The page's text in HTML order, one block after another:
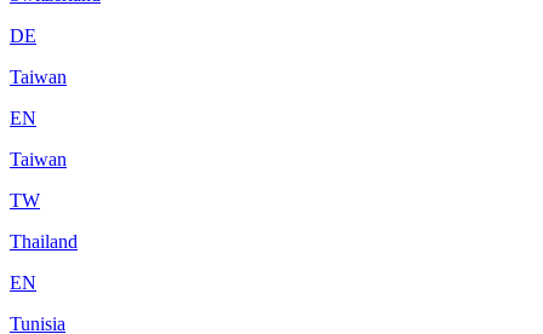
DE
Taiwan
EN
Taiwan
TW
Thailand
EN
Tunisia